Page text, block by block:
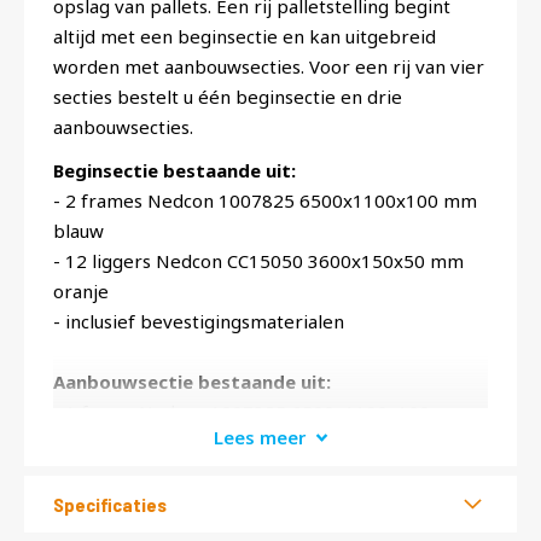
opslag van pallets. Een rij palletstelling begint
altijd met een beginsectie en kan uitgebreid
worden met aanbouwsecties. Voor een rij van vier
secties bestelt u één beginsectie en drie
aanbouwsecties.
Beginsectie bestaande uit:
- 2 frames Nedcon 1007825 6500x1100x100 mm
blauw
- 12 liggers Nedcon CC15050 3600x150x50 mm
oranje
- inclusief bevestigingsmaterialen
Aanbouwsectie bestaande uit:
oranje
Lees meer
Specificaties